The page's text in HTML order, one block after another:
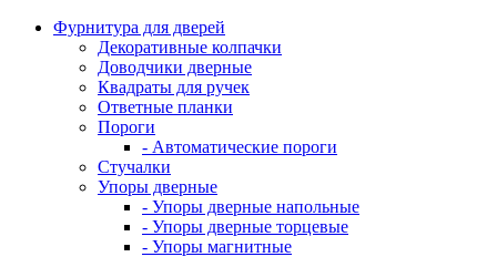
Фурнитура для дверей
Декоративные колпачки
Доводчики дверные
Квадраты для ручек
Ответные планки
Пороги
- Автоматические пороги
Стучалки
Упоры дверные
- Упоры дверные напольные
- Упоры дверные торцевые
- Упоры магнитные